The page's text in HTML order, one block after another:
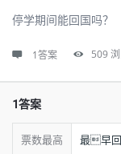
停学期间能回国吗？
1答案 509
1答案
票数最高 最早